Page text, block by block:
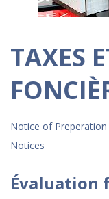
TAXES
Notice of
Notices
Évaluation